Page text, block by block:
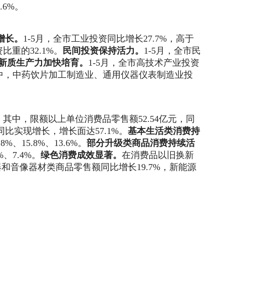
%。
。 1-5月，全市工业投资同比增长27.7%，高于
比重的32.1%。 民间投资保持活力。 1-5月，全市民
质生产力加快培育。 1-5月，全市高技术产业投资
中药饮片加工制造业、通用仪器仪表制造业投
其中，限额以上单位消费品零售额52.54亿元， 同
比实现增长，增长面达57.1%。 基本生活类消费持
%、 15.8%、 13.6%。 部分升级类商品消费持续活
7.4%。 绿色消费成效显著。 在消费品以旧换新
音像器材类商品零售额同比增长19.7%，新能源